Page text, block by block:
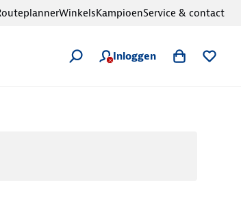
Inloggen
WinkelsKampioenService & contact